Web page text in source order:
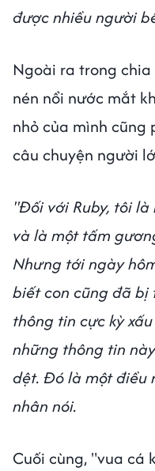
được nhiều người
Ngoài ra trong
nén nổi nước mắt
nhỏ của mình
câu chuyện người
"Đối với Ruby, tôi
và là một tấm
Nhưng tới ngày
biết con cũng đã
thông tin cực kỳ
những thông tin
dệt. Đó là một điều
nhân nói.
Cuối cùng, "vua cá